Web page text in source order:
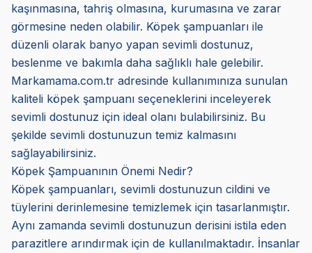
kaşınmasına, tahriş olmasına, kurumasına ve zarar
görmesine neden olabilir. Köpek şampuanları ile
düzenli olarak banyo yapan sevimli dostunuz,
beslenme ve bakımla daha sağlıklı hale gelebilir.
Markamama.com.tr adresinde kullanımınıza sunulan
kaliteli köpek şampuanı seçeneklerini inceleyerek
sevimli dostunuz için ideal olanı bulabilirsiniz. Bu
şekilde sevimli dostunuzun temiz kalmasını
sağlayabilirsiniz.
Köpek Şampuanının Önemi Nedir?
Köpek şampuanları, sevimli dostunuzun cildini ve
tüylerini derinlemesine temizlemek için tasarlanmıştır.
Aynı zamanda sevimli dostunuzun derisini istila eden
parazitlere arındırmak için de kullanılmaktadır. İnsanlar